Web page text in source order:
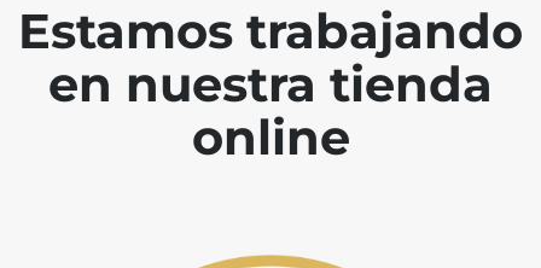
Estamos trabajando
en nuestra tienda
online